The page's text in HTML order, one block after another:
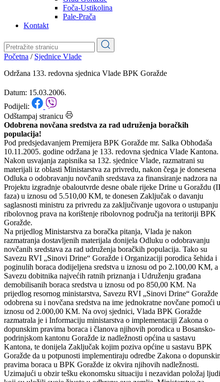
Općine
Pale-Prača
Kontakt
Održana 133. redovna sjednica Vlade BPK Goražde
Datum: 15.03.2006.
Podijeli:
Odštampaj stranicu
Odobrena novčana sredstva za rad udruženja boračkih
populacija!
Pod predsjedavanjem Premijera BPK Goražde mr. Salka Obhođaša
10.11.2005. godine održana je 133. redovna sjednica Vlade Kantona.
Nakon usvajanja zapisnika sa 132. sjednice Vlade, razmatrani su
materijali iz oblasti Ministarstva za privredu, nakon čega je donesena
Odluka o odobravanju novčanih sredstava za finansiranje nadzora na
Projektu izgradnje obaloutvrde desne obale rijeke Drine u Goraždu
faza) u iznosu od 5.510,00 KM, te donesen Zaključak o davanju
saglasnosti ministru za privredu za zaključivanje ugovora o ustupanju
ribolovnog prava na korištenje ribolovnog područja na teritoriji BPK
Goražde.
Na prijedlog Ministarstva za boračka pitanja, Vlada je nakon
razmatranja dostavljenih materijala donijela Odluku o odobravanju
novčanih sredstava za rad udruženja boračkih populacija. Tako su
Savezu RVI „Sinovi Drine“ Goražde i Organizaciji porodica šehida i
poginulih boraca dodijeljena sredstva u iznosu od po 2.100,00 KM, a
Savezu dobitnika najvećih ratnih priznanja i Udruženju građana
demobilisanih boraca sredstva u iznosu od po 850,00 KM. Na
prijedlog resornog ministarstva, Savezu RVI „Sinovi Drine“ Goražde
odobrena su i novčana sredstva na ime jednokratne novčane pomoći u
iznosu od 2.000,00 KM. Na ovoj sjednici, Vlada BPK Goražde
razmatrala je i Informaciju ministarstva o implementaciji Zakona o
dopunskim pravima boraca i članova njihovih porodica u Bosansko-
podrinjskom kantonu Goražde iz nadležnosti općina u sastavu
Kantona, te donijela Zaključak kojim poziva općine u sastavu BPK